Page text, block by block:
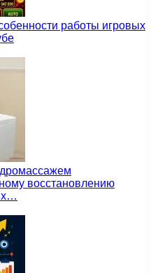
работы игровых
восстановлению